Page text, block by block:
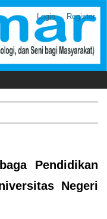
Login Register
Pendidikan
Negeri